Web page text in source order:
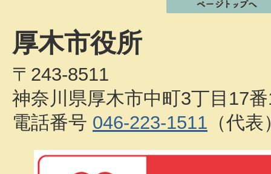
厚木市役所
〒243-8511
神奈川県厚木市中町3丁目17
電話番号 046-223-1511 （代表